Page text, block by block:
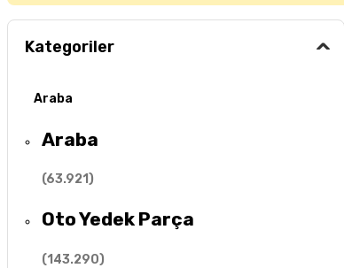
Kategoriler
Araba
Araba
(63.921)
Oto Yedek Parça
(143.290)